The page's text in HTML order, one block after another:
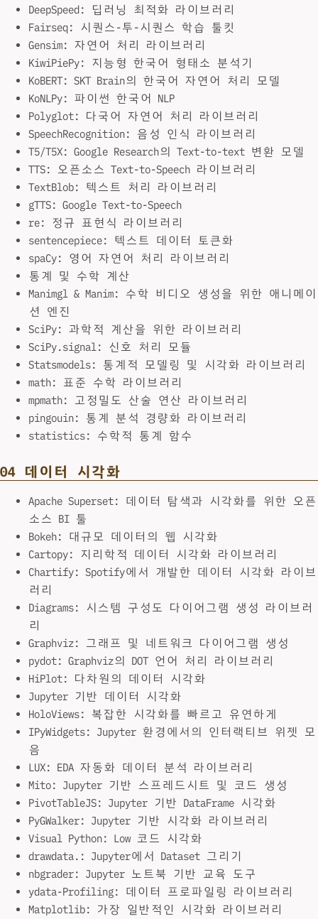
DeepSpeed: 딥러닝 최적화 라이브러리
Fairseq: 시퀀스-투-시퀀스 학습 툴킷
Gensim: 자연어 처리 라이브러리
KiwiPiePy: 지능형 한국어 형태소 분석기
KoBERT: SKT Brain의 한국어 자연어 처리 모델
KoNLPy: 파이썬 한국어 NLP
Polyglot: 다국어 자연어 처리 라이브러리
SpeechRecognition: 음성 인식 라이브러리
T5/T5X: Google Research의 Text-to-text 변환 모델
TTS: 오픈소스 Text-to-Speech 라이브러리
TextBlob: 텍스트 처리 라이브러리
gTTS: Google Text-to-Speech
re: 정규 표현식 라이브러리
sentencepiece: 텍스트 데이터 토큰화
spaCy: 영어 자연어 처리 라이브러리
통계 및 수학 계산
Manimgl & Manim: 수학 비디오 생성을 위한 애니메이
션 엔진
SciPy: 과학적 계산을 위한 라이브러리
SciPy.signal: 신호 처리 모듈
Statsmodels: 통계적 모델링 및 시각화 라이브러리
math: 표준 수학 라이브러리
mpmath: 고정밀도 산술 연산 라이브러리
pingouin: 통계 분석 경량화 라이브러리
statistics: 수학적 통계 함수
04 데이터 시각화
Apache Superset: 데이터 탐색과 시각화를 위한 오픈
소스 BI 툴
Bokeh: 대규모 데이터의 웹 시각화
Cartopy: 지리학적 데이터 시각화 라이브러리
Chartify: Spotify에서 개발한 데이터 시각화 라이브
러리
Diagrams: 시스템 구성도 다이어그램 생성 라이브러
리
Graphviz: 그래프 및 네트워크 다이어그램 생성
pydot: Graphviz의 DOT 언어 처리 라이브러리
HiPlot: 다차원의 데이터 시각화
Jupyter 기반 데이터 시각화
HoloViews: 복잡한 시각화를 빠르고 유연하게
IPyWidgets: Jupyter 환경에서의 인터랙티브 위젯 모
음
LUX: EDA 자동화 데이터 분석 라이브러리
Mito: Jupyter 기반 스프레드시트 및 코드 생성
PivotTableJS: Jupyter 기반 DataFrame 시각화
PyGWalker: Jupyter 기반 시각화 라이브러리
Visual Python: Low 코드 시각화
drawdata.: Jupyter에서 Dataset 그리기
nbgrader: Jupyter 노트북 기반 교육 도구
ydata-Profiling: 데이터 프로파일링 라이브러리
Matplotlib: 가장 일반적인 시각화 라이브러리